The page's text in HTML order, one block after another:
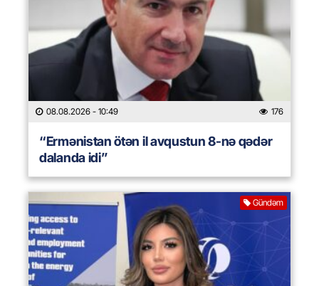
08.08.2026 - 10:49 176
“Ermənistan ötən il avqustun 8-nə qədər
dalanda idi”
Gündəm